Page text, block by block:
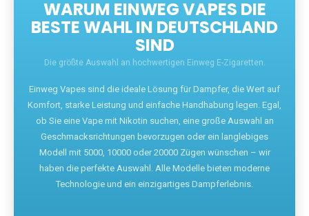
WARUM EINWEG VAPES DIE
BESTE WAHL IN DEUTSCHLAND
SIND
Die größte Auswahl an hochwertigen Einweg E-Zigaretten.
Einweg Vapes sind die ideale Lösung für Dampfer, die Wert auf
Komfort, starke Leistung und einfache Handhabung legen. Egal,
ob Sie eine Vape mit Nikotin suchen, eine große Auswahl an
Geschmacksrichtungen bevorzugen oder ein langlebiges
Modell mit 5000, 10000 oder 20000 Zügen wünschen – wir
haben die perfekte Auswahl. Alle Modelle bieten moderne
Technologie und ein einzigartiges Dampferlebnis.